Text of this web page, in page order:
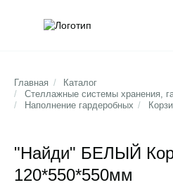
Главная /
Каталог
/
Стеллажные системы хранения,
/
Наполнение гардеробных /
"Найди" БЕЛЫЙ
120*550*550мм